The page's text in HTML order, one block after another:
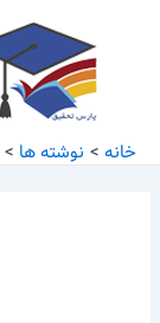
خانه نوشته ها